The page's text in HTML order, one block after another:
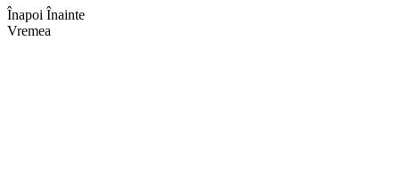
Înapoi Înainte
Vremea